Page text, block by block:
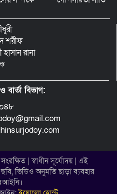
চৌধুরানী স্বর্ণপদক’ পেলেন কবি
কাইয়ুম
শরীফ
রানা
বার্তা বিভাগ:
| স্বাধীন সূর্যোদয় | এই
ভিডিও অনুমতি ছাড়া ব্যবহার